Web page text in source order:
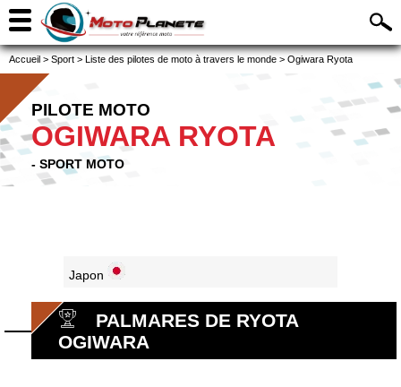
Accueil > Sport > Liste des pilotes de moto à travers le monde > Ogiwara Ryota
PILOTE MOTO
OGIWARA RYOTA
- SPORT MOTO
Japon
PALMARES DE RYOTA
OGIWARA